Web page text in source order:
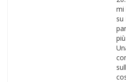
mi
su